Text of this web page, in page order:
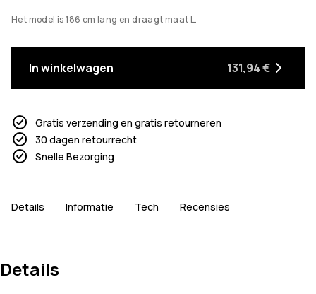
Het model is 186 cm lang en draagt maat L.
In winkelwagen 131,94 €
Gratis verzending en gratis retourneren
30 dagen retourrecht
Snelle Bezorging
Details Informatie Tech Recensies
Details